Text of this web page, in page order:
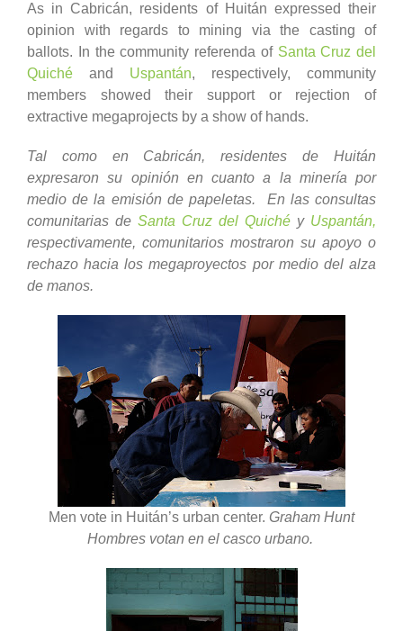
As in Cabricán, residents of Huitán expressed their
opinion with regards to mining via the casting of
ballots. In the community referenda of Santa Cruz del
Quiché and Uspantán, respectively, community
members showed their support or rejection of
extractive megaprojects by a show of hands.
Tal como en Cabricán, residentes de Huitán
expresaron su opinión en cuanto a la minería por
medio de la emisión de papeletas. En las consultas
comunitarias de Santa Cruz del Quiché y Uspantán,
respectivamente, comunitarios mostraron su apoyo o
rechazo hacia los megaproyectos por medio del alza
de manos.
Men vote in Huitán’s urban center. Graham Hunt
Hombres votan en el casco urbano.